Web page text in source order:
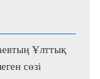
Ұлттық
сөзі